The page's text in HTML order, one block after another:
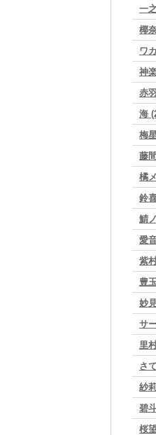
一
椰
ワ
神
赤
海
梅
藤
橘
鈴
鯖
愛
紫
豊
妙
サ
里
さ
紗
碧
桜